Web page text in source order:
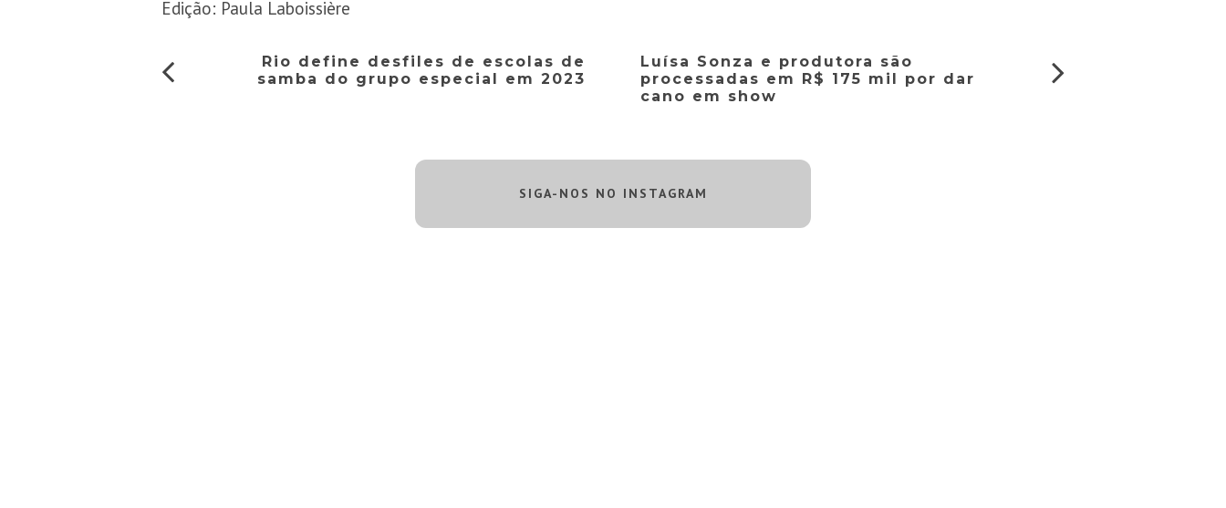
Edição: Paula Laboissière
Rio define desfiles de escolas de
samba do grupo especial em 2023
Luísa Sonza e produtora são
processadas em R$ 175 mil por dar
cano em show
SIGA-NOS NO INSTAGRAM